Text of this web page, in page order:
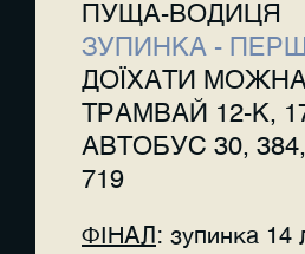
ПУЩА-ВОДИЦЯ
ЗУПИНКА -
ДОЇХАТИ
ТРАМВАЙ 12-К,
АВТОБУС 30, 384,
719
ФІНАЛ: зупинка 14